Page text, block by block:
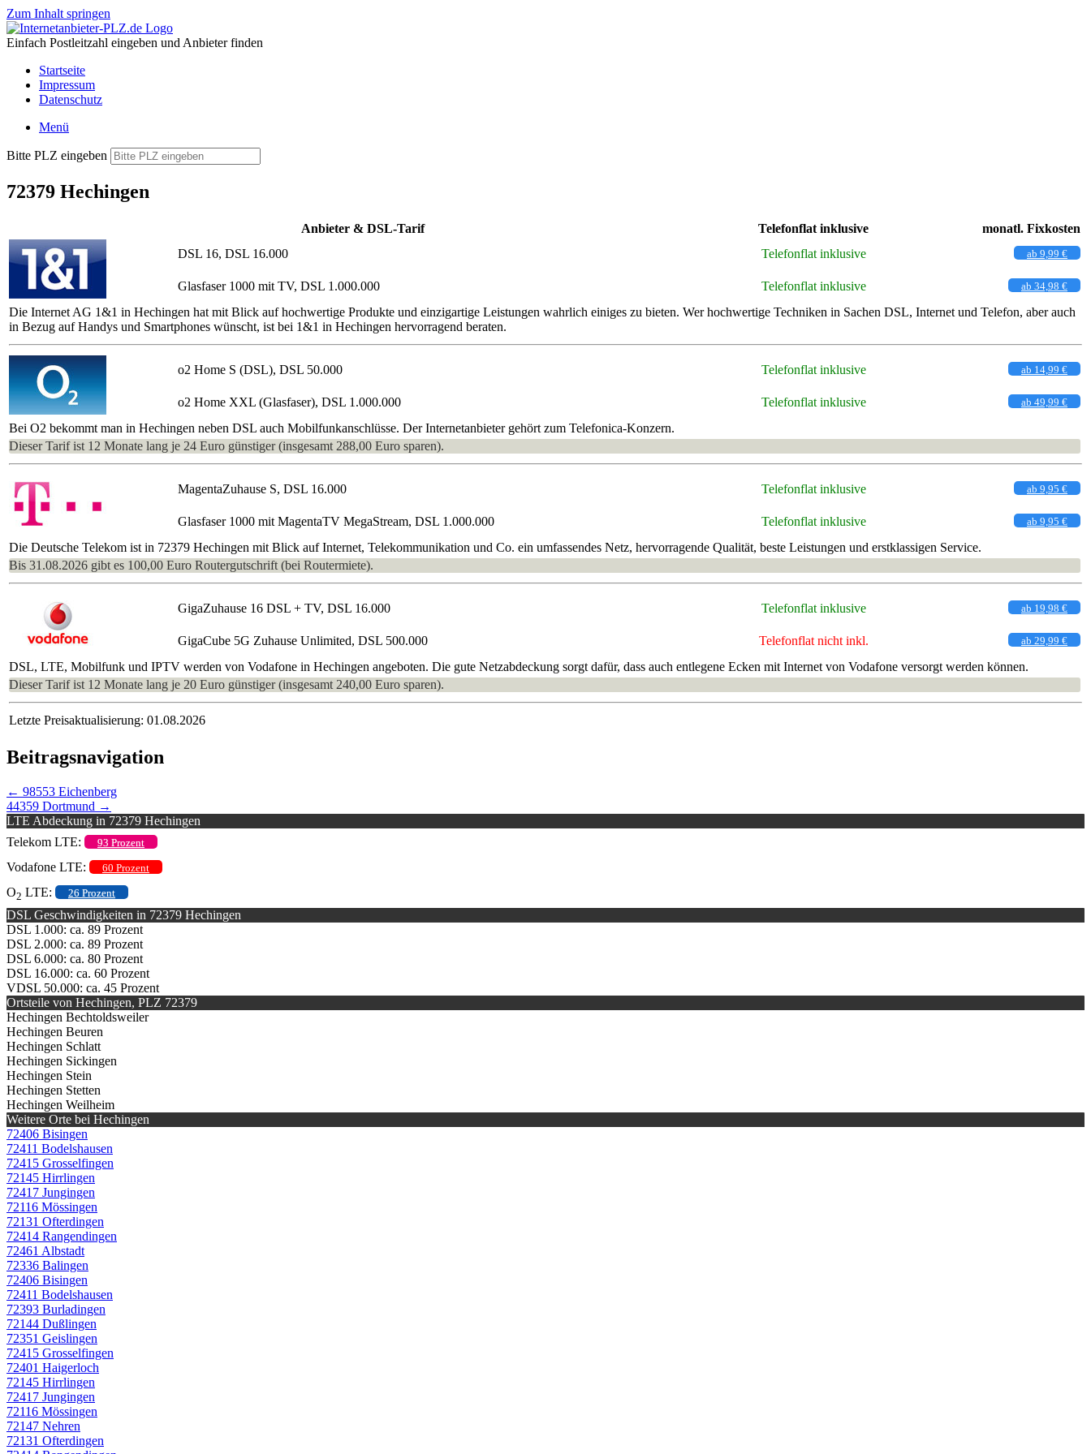
Zum Inhalt springen
Einfach Postleitzahl eingeben und Anbieter finden
Startseite
Impressum
Datenschutz
Menü
Bitte PLZ eingeben
72379 Hechingen
Anbieter & DSL-Tarif Telefonflat inklusive
monatl. Fixkosten
DSL 16, DSL 16.000
Telefonflat inklusive ab 9,99 €
Glasfaser 1000 mit TV, DSL 1.000.000 Telefonflat inklusive ab 34,98 €
Die Internet AG 1&1 in Hechingen hat mit Blick auf hochwertige Produkte und einzigartige Leistungen wahrlich einiges zu bieten. Wer hochwertige Techniken in Sachen DSL, Internet und Telefon, aber auch
in Bezug auf Handys und Smartphones wünscht, ist bei 1&1 in Hechingen hervorragend beraten.
o2 Home S (DSL), DSL 50.000 Telefonflat inklusive ab 14,99 €
o2 Home XXL (Glasfaser), DSL 1.000.000 Telefonflat inklusive ab 49,99 €
Bei O2 bekommt man in Hechingen neben DSL auch Mobilfunkanschlüsse. Der Internetanbieter gehört zum Telefonica-Konzern.
Dieser Tarif ist 12 Monate lang je 24 Euro günstiger (insgesamt 288,00 Euro sparen).
MagentaZuhause S, DSL 16.000 Telefonflat inklusive ab 9,95 €
Glasfaser 1000 mit MagentaTV MegaStream, DSL 1.000.000 Telefonflat inklusive ab 9,95 €
Die Deutsche Telekom ist in 72379 Hechingen mit Blick auf Internet, Telekommunikation und Co. ein umfassendes Netz, hervorragende Qualität, beste Leistungen und erstklassigen Service.
Bis 31.08.2026 gibt es 100,00 Euro Routergutschrift (bei Routermiete).
GigaZuhause 16 DSL + TV, DSL 16.000 Telefonflat inklusive ab 19,98 €
GigaCube 5G Zuhause Unlimited, DSL 500.000 Telefonflat nicht inkl. ab 29,99 €
DSL, LTE, Mobilfunk und IPTV werden von Vodafone in Hechingen angeboten. Die gute Netzabdeckung sorgt dafür, dass auch entlegene Ecken mit Internet von Vodafone versorgt werden können.
Dieser Tarif ist 12 Monate lang je 20 Euro günstiger (insgesamt 240,00 Euro sparen).
Letzte Preisaktualisierung: 01.08.2026
Beitragsnavigation
← 98553 Eichenberg
44359 Dortmund →
LTE Abdeckung in 72379 Hechingen
Telekom LTE:
93 Prozent
Vodafone LTE: 60 Prozent
O2 LTE: 26 Prozent
DSL Geschwindigkeiten in 72379 Hechingen
DSL 1.000: ca. 89 Prozent
DSL 2.000: ca. 89 Prozent
DSL 6.000: ca. 80 Prozent
DSL 16.000: ca. 60 Prozent
VDSL 50.000: ca. 45 Prozent
Ortsteile von Hechingen, PLZ 72379
Hechingen Bechtoldsweiler
Hechingen Beuren
Hechingen Schlatt
Hechingen Sickingen
Hechingen Stein
Hechingen Stetten
Hechingen Weilheim
Weitere Orte bei Hechingen
72406 Bisingen
72411 Bodelshausen
72415 Grosselfingen
72145 Hirrlingen
72417 Jungingen
72116 Mössingen
72131 Ofterdingen
72414 Rangendingen
72461 Albstadt
72336 Balingen
72406 Bisingen
72411 Bodelshausen
72393 Burladingen
72144 Dußlingen
72351 Geislingen
72415 Grosselfingen
72401 Haigerloch
72145 Hirrlingen
72417 Jungingen
72116 Mössingen
72147 Nehren
72131 Ofterdingen